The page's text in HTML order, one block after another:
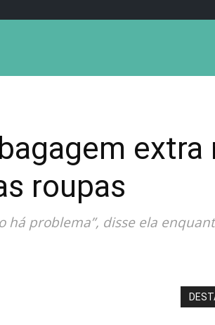
roupas
há problema”, disse ela